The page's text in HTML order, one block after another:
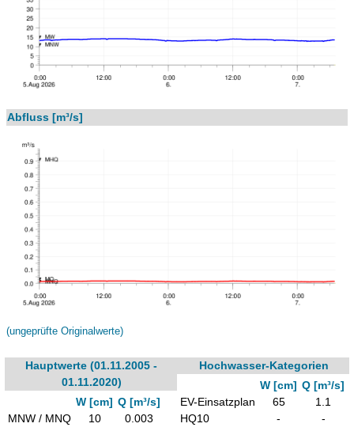
Abfluss [m³/s]
(ungeprüfte Originalwerte)
Hauptwerte (01.11.2005 -
01.11.2020)
W [cm] Q [m³/s]
MNW / MNQ 10
0.003
Hochwasser-Kategorien
W [cm] Q [m³/s]
EV-Einsatzplan 65
1.1
HQ10
-
-